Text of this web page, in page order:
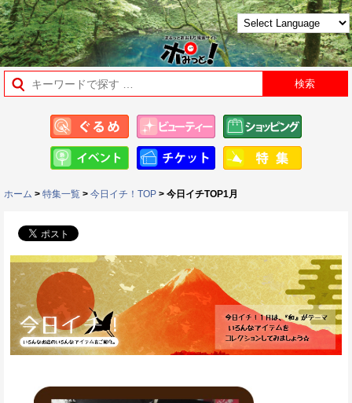
ホーム > 特集一覧 > 今日イチ！TOP > 今日イチTOP1月